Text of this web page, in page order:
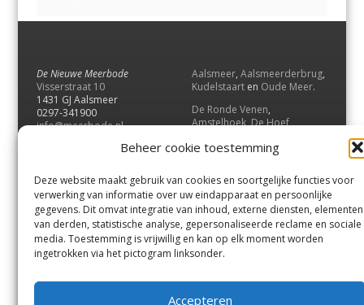
Beheer cookie toestemming
Deze website maakt gebruik van cookies en soortgelijke functies voor
verwerking van informatie over uw eindapparaat en persoonlijke
gegevens. Dit omvat integratie van inhoud, externe diensten, elementen
van derden, statistische analyse, gepersonaliseerde reclame en sociale
media. Toestemming is vrijwillig en kan op elk moment worden
ingetrokken via het pictogram linksonder.
Accepteren
De Nieuwe Meerbode
Visserstraat 10
1431 GJ Aalsmeer
0297-341900
info@meerbode.nl
Aalsmeer, Aalsmeerderbrug,
Kudelstaart en Oude Meer.
De Ronde Venen,
Amstelhoek,De Hoef,
Vrouwenakker,Waverveen
UithoornenDe Kwakel.
Contact
Andere uitgaven
Bezorgklacht
Vacatures
Voorwaarden